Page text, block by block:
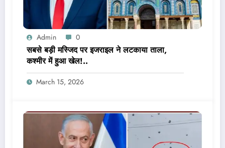
Admin 0
सबसे बड़ी मस्जिद पर इजराइल ने लटकाया ताला,
कश्मीर में हुआ खेल!..
March 15, 2026